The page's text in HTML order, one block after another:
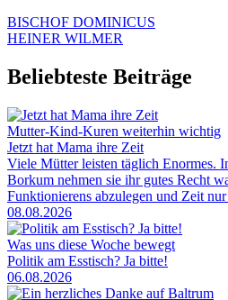
BISCHOF DOMINICUS
HEINER WILMER
Beliebteste Beiträge
Mutter-Kind-Kuren weiterhin wichtig
Jetzt hat Mama ihre Zeit
Viele Mütter leisten täglich Enormes.
Borkum nehmen sie ihr gutes Recht
Funktionierens abzulegen und Zeit
08.08.2026
Was uns diese Woche bewegt
Politik am Esstisch? Ja bitte!
06.08.2026